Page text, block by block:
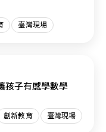
臺灣現場
孩子有感學數學
創新教育 臺灣現場